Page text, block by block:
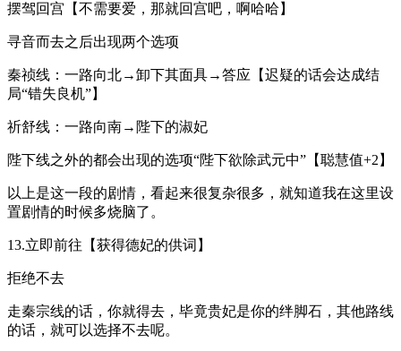
摆驾回宫【不需要爱，那就回宫吧，啊哈哈】
寻音而去之后出现两个选项
秦祯线：一路向北→卸下其面具→答应【迟疑的话会达成结
局“错失良机”】
祈舒线：一路向南→陛下的淑妃
陛下线之外的都会出现的选项“陛下欲除武元中”【聪慧值+2】
以上是这一段的剧情，看起来很复杂很多，就知道我在这里设
置剧情的时候多烧脑了。
13.立即前往【获得德妃的供词】
拒绝不去
走秦宗线的话，你就得去，毕竟贵妃是你的绊脚石，其他路线
的话，就可以选择不去呢。